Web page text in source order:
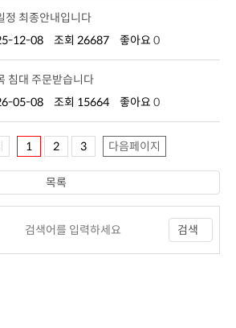
정 최종안내입니다
12-08 조회 26687 좋아요 0
침대 주문받습니다
05-08 조회 15664 좋아요 0
1 2 3 다음페이지
검색
목록